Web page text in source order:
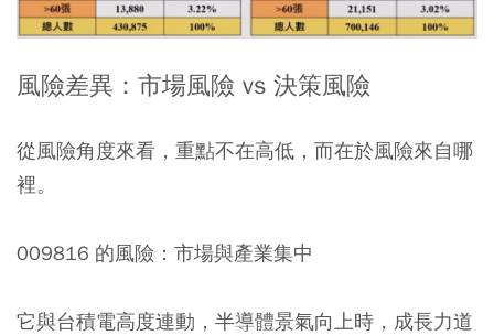
風險差異：市場風險 vs 決策風險
從風險角度來看，重點不在高低，而在於風險來自哪
裡。
009816 的風險：市場與產業集中
它與台積電高度連動，半導體景氣向上時，成長力道